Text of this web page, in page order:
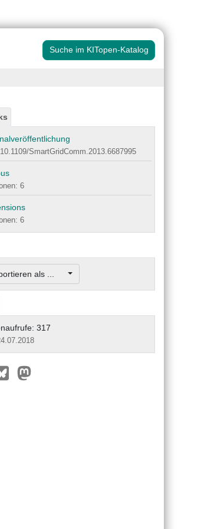
Suche im KITopen-Katalog
SmartGridComm.2013.6687995
6
6
als ...
317